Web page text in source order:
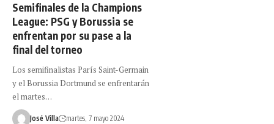
Semifinales de la Champions
League: PSG y Borussia se
enfrentan por su pase a la
final del torneo
Los semifinalistas París Saint-Germain
y el Borussia Dortmund se enfrentarán
el martes…
José Villa martes, 7 mayo 2024